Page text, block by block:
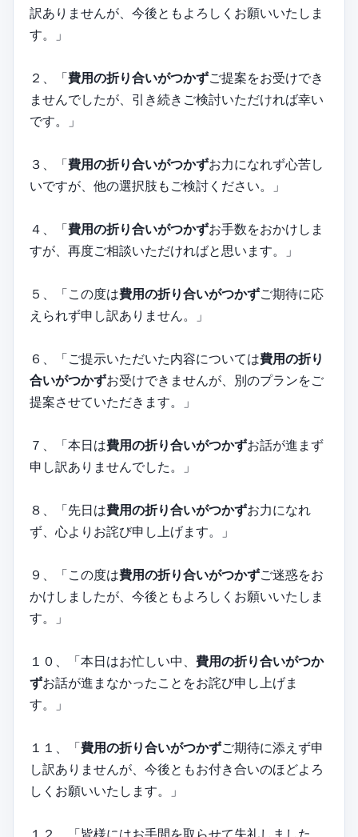
訳ありませんが、今後ともよろしくお願いいたしま
す。」
２、「費用の折り合いがつかずご提案をお受けでき
ませんでしたが、引き続きご検討いただければ幸い
です。」
３、「費用の折り合いがつかずお力になれず心苦し
いですが、他の選択肢もご検討ください。」
４、「費用の折り合いがつかずお手数をおかけしま
すが、再度ご相談いただければと思います。」
５、「この度は費用の折り合いがつかずご期待に応
えられず申し訳ありません。」
６、「ご提示いただいた内容については費用の折り
合いがつかずお受けできませんが、別のプランをご
提案させていただきます。」
７、「本日は費用の折り合いがつかずお話が進まず
申し訳ありませんでした。」
８、「先日は費用の折り合いがつかずお力になれ
ず、心よりお詫び申し上げます。」
９、「この度は費用の折り合いがつかずご迷惑をお
かけしましたが、今後ともよろしくお願いいたしま
す。」
１０、「本日はお忙しい中、 費用の折り合いがつか
ずお話が進まなかったことをお詫び申し上げま
す。」
１１、「費用の折り合いがつかずご期待に添えず申
し訳ありませんが、今後ともお付き合いのほどよろ
しくお願いいたします。」
１２、「皆様にはお手間を取らせて失礼しました。